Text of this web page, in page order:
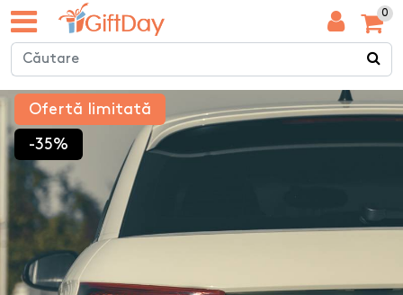
0
Ofertă limitată
-35%